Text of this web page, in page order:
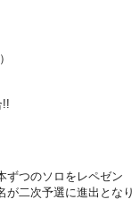
!!
ずつのソロをレペゼン
が二次予選に進出となり